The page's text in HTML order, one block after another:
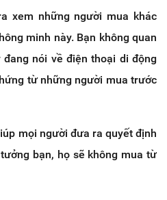
xem những người mua khác
minh này. Bạn không quan
nói về điện thoại di động
từ những người mua trước
mọi người đưa ra quyết định
bạn, họ sẽ không mua từ